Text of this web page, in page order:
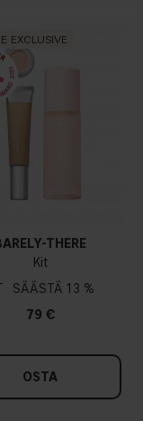
EXCLUSIVE
THERE
Kit
13 %
79 €
OSTA